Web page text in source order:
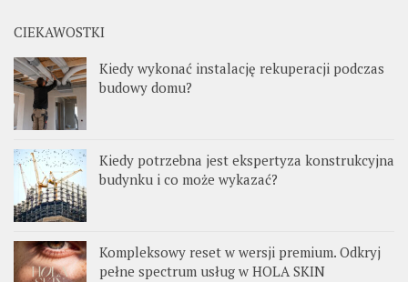
CIEKAWOSTKI
Kiedy wykonać instalację rekuperacji podczas
budowy domu?
Kiedy potrzebna jest ekspertyza konstrukcyjna
budynku i co może wykazać?
Kompleksowy reset w wersji premium. Odkryj
pełne spectrum usług w HOLA SKIN